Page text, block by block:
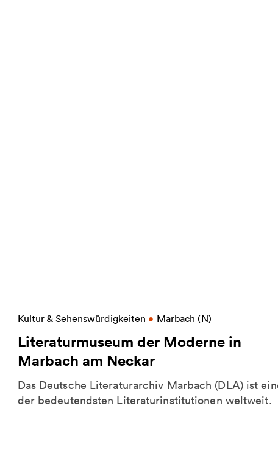
Kultur & Sehenswürdigkeiten • Marbach (N)
Literaturmuseum der Moderne in
Marbach am Neckar
Das Deutsche Literaturarchiv Marbach (DLA) ist
der bedeutendsten Literaturinstitutionen weltweit.
Weitere Informationen zu Literaturmuseum der